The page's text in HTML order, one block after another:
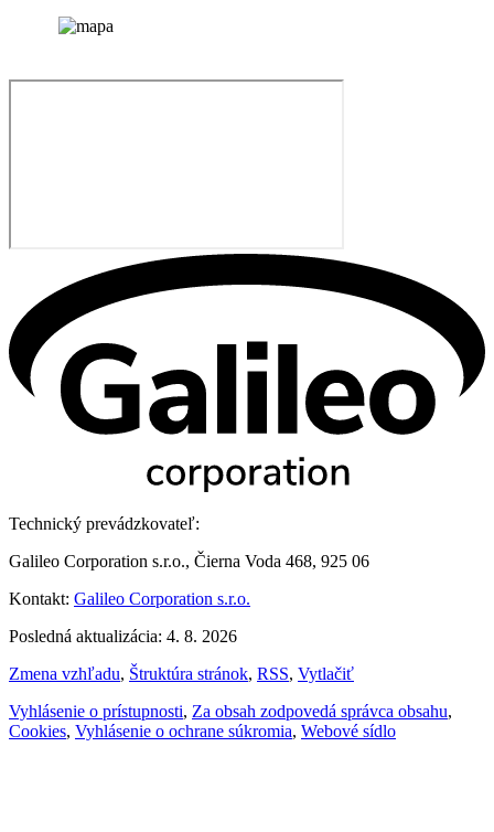
Technický prevádzkovateľ:
Galileo Corporation s.r.o., Čierna Voda 468, 925 06
Kontakt: Galileo Corporation s.r.o.
Posledná aktualizácia: 4. 8. 2026
Zmena vzhľadu, Štruktúra stránok, RSS, Vytlačiť
Vyhlásenie o prístupnosti, Za obsah zodpovedá správca obsahu,
Cookies, Vyhlásenie o ochrane súkromia, Webové sídlo